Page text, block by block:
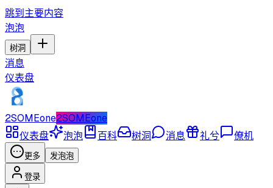
跳到主要内容
泡泡
树洞
消息
仪表盘
2SOMEone2SOMEone
仪表盘
泡泡 百科 树洞 消息 礼兮 僚机
更多 发泡泡
登录